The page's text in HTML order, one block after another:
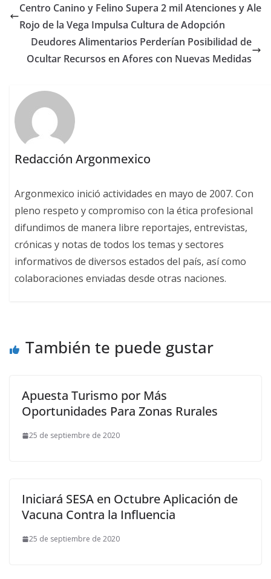
Centro Canino y Felino Supera 2 mil Atenciones y Ale
Rojo de la Vega Impulsa Cultura de Adopción
Deudores Alimentarios Perderían Posibilidad de
Ocultar Recursos en Afores con Nuevas Medidas
Redacción Argonmexico
Argonmexico inició actividades en mayo de 2007. Con
pleno respeto y compromiso con la ética profesional
difundimos de manera libre reportajes, entrevistas,
crónicas y notas de todos los temas y sectores
informativos de diversos estados del país, así como
colaboraciones enviadas desde otras naciones.
También te puede gustar
Apuesta Turismo por Más
Oportunidades Para Zonas Rurales
25 de septiembre de 2020
Iniciará SESA en Octubre Aplicación de
Vacuna Contra la Influencia
25 de septiembre de 2020